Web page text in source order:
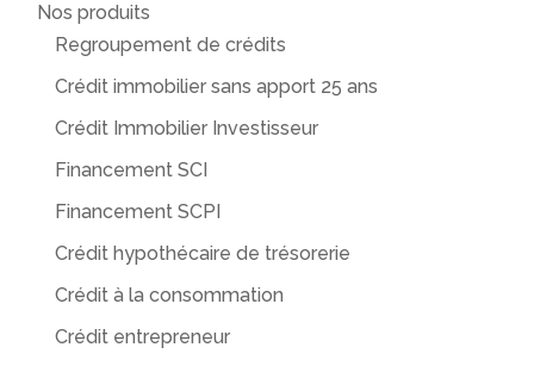
Nos produits
Regroupement de crédits
Crédit immobilier sans apport 25 ans
Crédit Immobilier Investisseur
Financement SCI
Financement SCPI
Crédit hypothécaire de trésorerie
Crédit à la consommation
Crédit entrepreneur